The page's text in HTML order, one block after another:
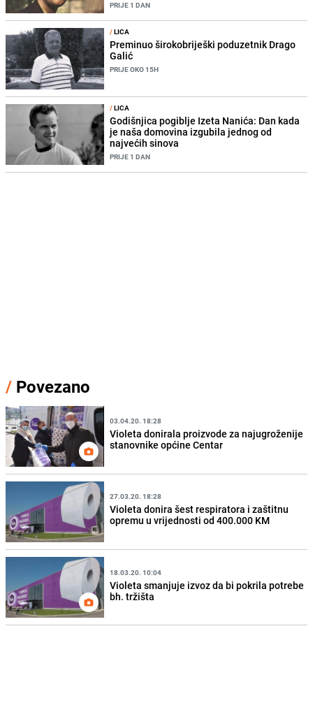
PRIJE 1 DAN
/LICA
Preminuo širokobriješki poduzetnik Drago
Galić
PRIJE OKO 15H
/LICA
Godišnjica pogiblje Izeta Nanića: Dan kada
je naša domovina izgubila jednog od
najvećih sinova
PRIJE 1 DAN
/ Povezano
03.04.20. 18:28
Violeta donirala proizvode za najugroženije
stanovnike općine Centar
27.03.20. 18:28
Violeta donira šest respiratora i zaštitnu
opremu u vrijednosti od 400.000 KM
18.03.20. 10:04
Violeta smanjuje izvoz da bi pokrila potrebe
bh. tržišta